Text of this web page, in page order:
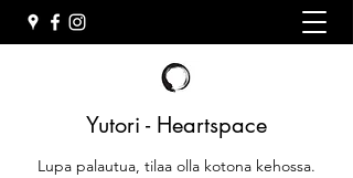
Yutori - Heartspace
Lupa palautua, tilaa olla kotona kehossa.